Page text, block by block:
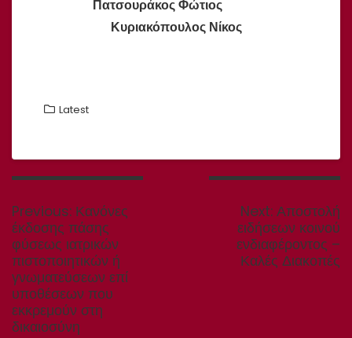
Πατσουράκος Φώτιος
Κυριακόπουλος Νίκος
Latest
Πλοήγηση
Previous: Previous
post:
Κανόνες
έκδοσης πάσης
φύσεως ιατρικών
πιστοποιητικών ή
γνωματεύσεων επί
υποθέσεων που
εκκρεμούν στη
δικαιοσύνη
Next: Next
post:
Αποστολή
ειδήσεων κοινού
ενδιαφέροντος –
Καλές Διακοπές